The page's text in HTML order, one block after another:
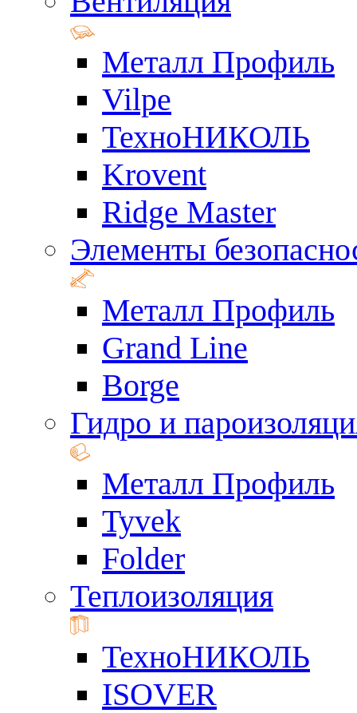
Металл Профиль
Vilpe
ТехноНИКОЛЬ
Krovent
Ridge Master
Элементы
Металл Профиль
Grand Line
Borge
Гидро и
Металл Профиль
Tyvek
Folder
Теплоизоляция
ТехноНИКОЛЬ
ISOVER